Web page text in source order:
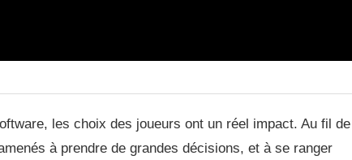
les choix des joueurs ont un réel impact. Au fil de
à prendre de grandes décisions, et à se ranger